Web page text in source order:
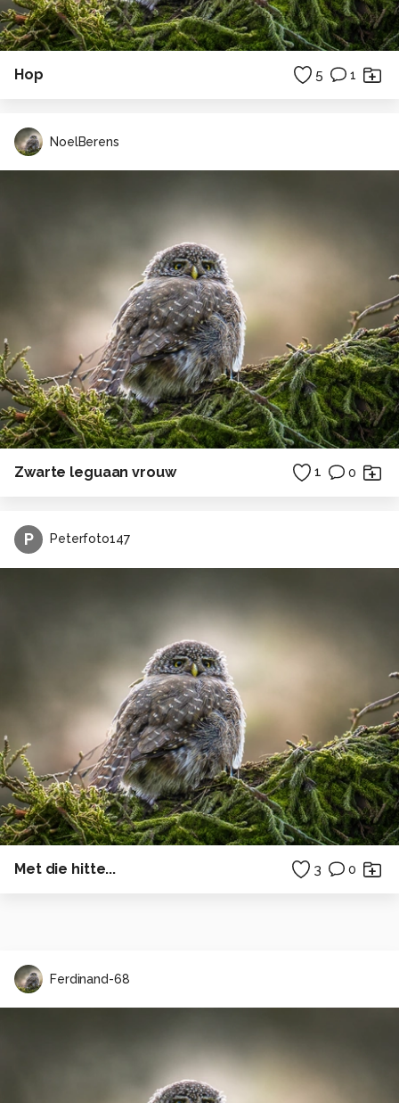
Hop 5 1
NoelBerens
Zwarte leguaan vrouw 1 0
P Peterfoto147
Met die hitte... 3 0
Ferdinand-68